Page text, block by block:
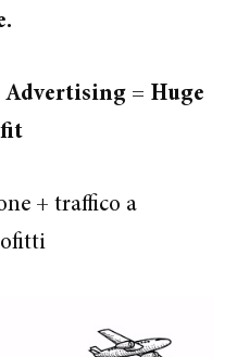
= Huge
+ traffico a